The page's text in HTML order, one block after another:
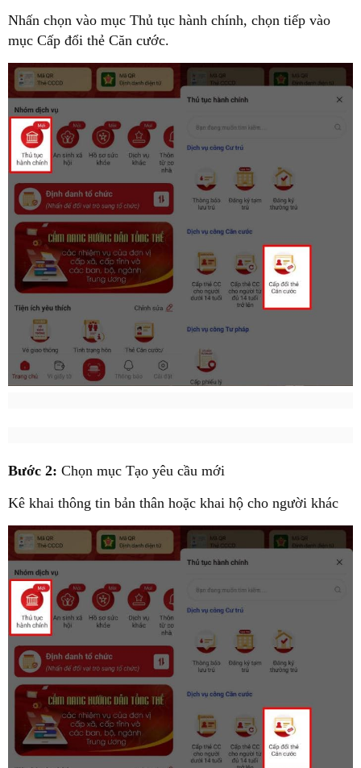
Nhấn chọn vào mục Thủ tục hành chính, chọn tiếp vào
mục Cấp đổi thẻ Căn cước.
Bước 2: Chọn mục Tạo yêu cầu mới
Kê khai thông tin bản thân hoặc khai hộ cho người khác